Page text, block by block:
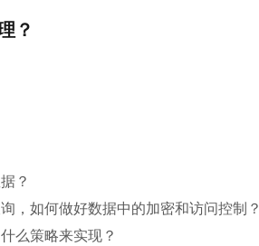
？
？
，如何做好数据中的加密和访问控制？
么策略来实现？